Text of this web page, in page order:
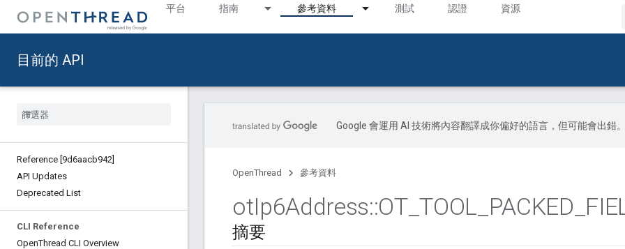
平台 指南 參考資料 測試 認證 資源
目前的 API
Reference [9d6aacb942]
API Updates
Deprecated List
CLI Reference
OpenThread CLI Overview
Google 會運用 AI 技術將內容翻譯成你偏好的語言，但可能會出錯
OpenThread 參考資料
otIp6Address::OT_TOOL PACKED
摘要